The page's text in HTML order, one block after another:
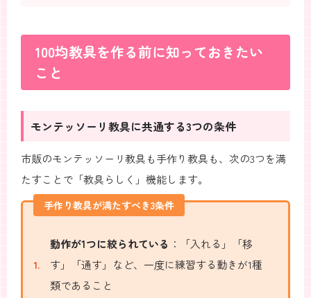
100均教具を作る前に知っておきたい
こと
モンテッソーリ教具に共通する3つの条件
市販のモンテッソーリ教具も手作り教具も、次の3つを満
たすことで「教具らしく」機能します。
手作り教具が満たすべき3条件
動作が1つに絞られている ：「入れる」「移
す」「通す」など、一度に練習する動きが1種
類であること